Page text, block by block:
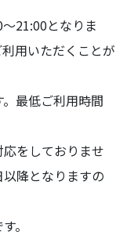
21:00となりま
用いただくことが
最低ご利用時間
をしておりませ
降となりますの
。